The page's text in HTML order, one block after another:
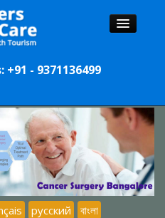
- 9371136499
русский বাংলা